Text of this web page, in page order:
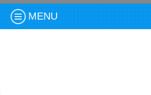
MENU